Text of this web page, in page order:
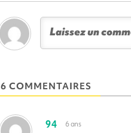
6 COMMENTAIRES
94 6 ans